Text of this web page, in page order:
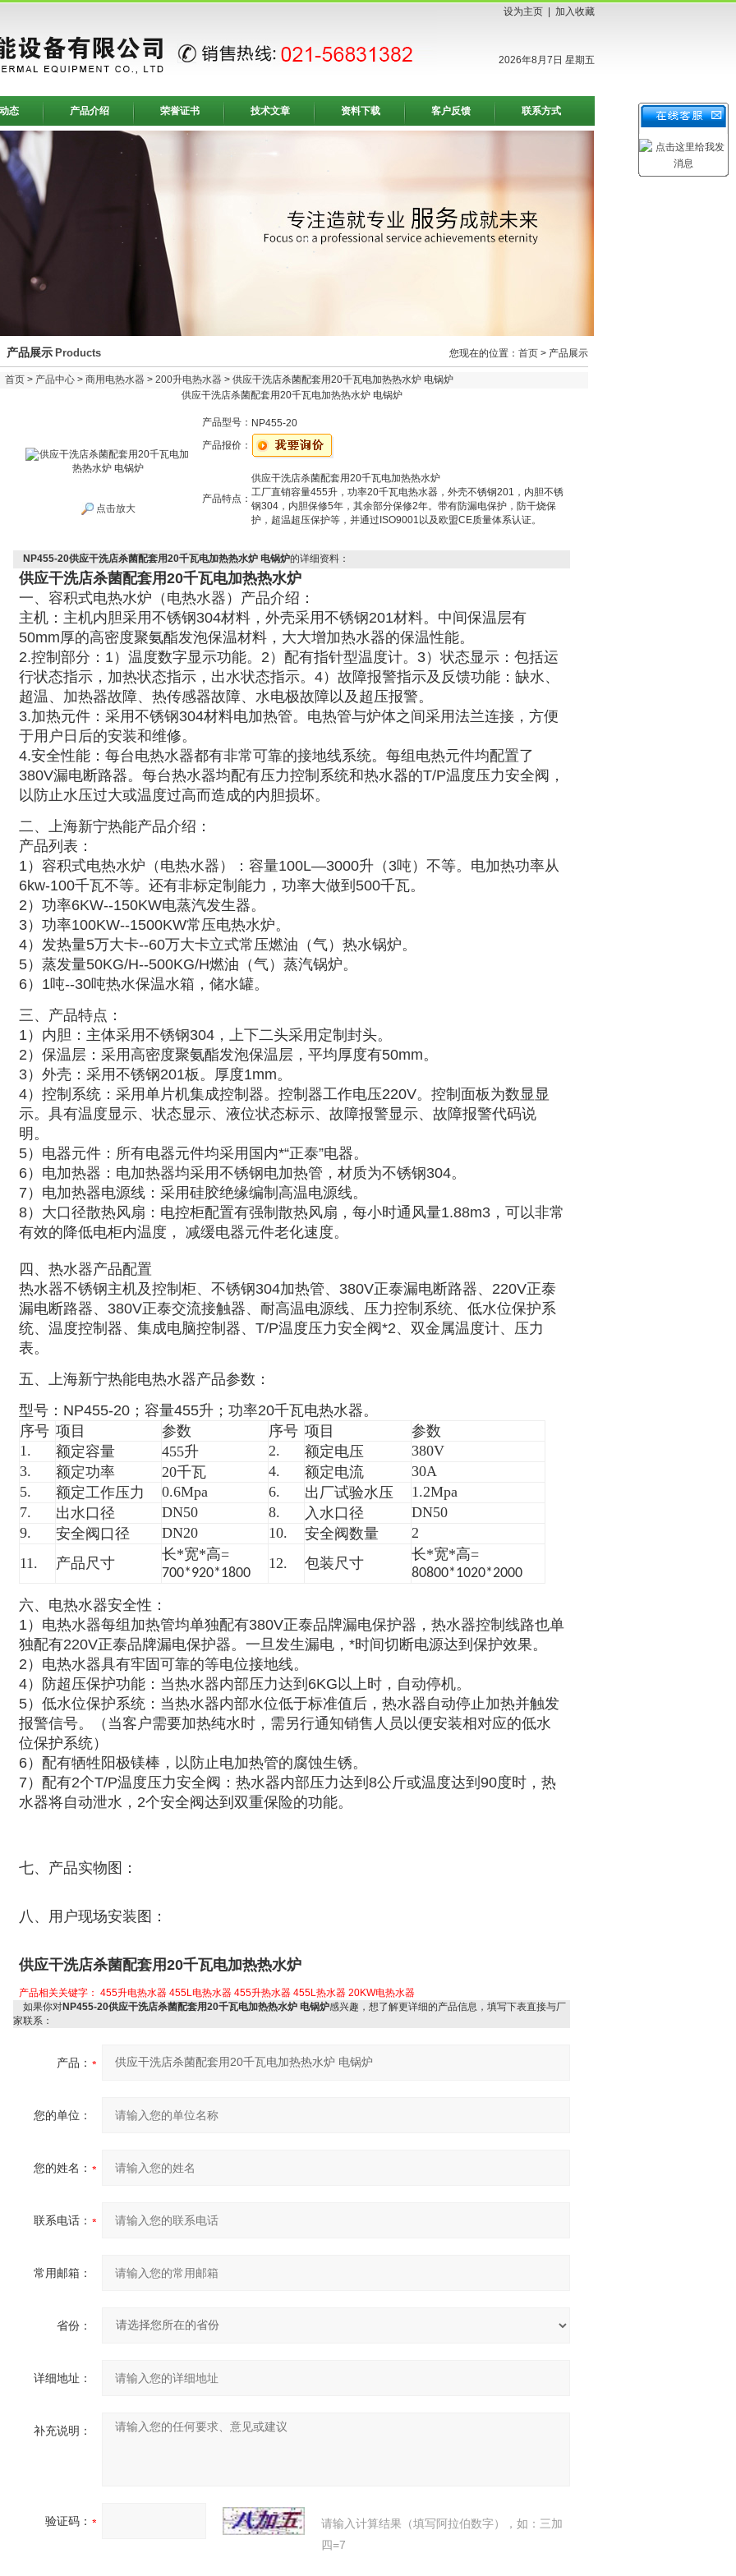
设为主页 加入收藏
2026年8月7日 星期五
态 产品介绍 荣誉证书 技术文章 资料下载 客户反馈 联系方式
产品展示 Products 您现在的位置： 首页 > 产品展示
首页 > 产品中心 > 商用电热水器 > 200升电热水器 > 供应干洗店杀菌配套用20千瓦电加热热水炉 电锅炉
供应干洗店杀菌配套用20千瓦电加热热水炉 电锅炉
点击放大
产品型号： NP455-20
产品报价：
产品特点：
供应干洗店杀菌配套用20千瓦电加热热水炉
工厂直销容量455升，功率20千瓦电热水器，外壳不锈钢201，内胆不锈
钢304，内胆保修5年，其余部分保修2年。带有防漏电保护，防干烧保
护，超温超压保护等，并通过ISO9001以及欧盟CE质量体系认证。
NP455-20供应干洗店杀菌配套用20千瓦电加热热水炉 电锅炉的详细资料：
供应干洗店杀菌配套用20千瓦电加热热水炉
一、容积式电热水炉（电热水器）产品介绍：
主机：主机内胆采用不锈钢304材料，外壳采用不锈钢201材料。中间保温层有
50mm厚的高密度聚氨酯发泡保温材料，大大增加热水器的保温性能。
2.控制部分：1）温度数字显示功能。 2 ）配有指针型温度计。 3）状态显示：包括运
行状态指示，加热状态指示，出水状态指示。 4）故障报警指示及反馈功能：缺水、
超温、加热器故障、热传感器故障、水电极故障以及超压报警。
3.加热元件：采用不锈钢304材料电加热管。电热管与炉体之间采用法兰连接，方便
于用户日后的安装和维修。
4.安全性能：每台电热水器都有非常可靠的接地线系统。每组电热元件均配置了
380V漏电断路器。每台热水器均配有压力控制系统和热水器的T/P温度压力安全阀，
以防止水压过大或温度过高而造成的内胆损坏。
二、上海新宁热能产品介绍：
产品列表：
1）容积式电热水炉（电热水器）： 容量100L—3000升（ 3吨）不等。电加热功率从
6kw-100千瓦不等。还有非标定制能力，功率大做到 500千瓦。
2） 功率6KW--150KW电蒸汽发生器。
3） 功率100KW--1500KW常压电热水炉。
4） 发热量5万大卡--60万大卡立式常压燃油（气）热水锅炉。
5） 蒸发量50KG/H--500KG/H燃油（气）蒸汽锅炉。
6）1吨--30吨热水保温水箱，储水罐。
三、产品特点：
1） 内胆：主体采用不锈钢304，上下二头采用定制封头。
2 ） 保温层：采用高密度聚氨酯发泡保温层，平均厚度有50mm。
3）外壳：采用不锈钢201板。厚度1mm。
4）控制系统： 采用单片机集成控制器。控制器工作电压220V。控制面板为数显显
示。具有温度显示、状态显示、液位状态标示、故障报警显示、故障报警代码说
明。
5）电器元件：所有电器元件均采用国内*“正泰”电器。
6）电加热器： 电加热器均采用不锈钢电加热管，材质为不锈钢304。
7）电加热器电源线：采用硅胶绝缘编制高温电源线。
8） 大口径散热风扇：电控柜配置有强制散热风扇，每小时通风量1.88m3，可以非常
有效的降低电柜内温度， 减缓电器元件老化速度。
四、热水器产品配置
热水器不锈钢主机及控制柜、不锈钢304加热管、 380V正泰漏电断路器、 220V正泰
漏电断路器、 380V正泰交流接触器、 耐高温电源线、压力控制系统、低水位保护系
统、温度控制器、集成电脑控制器、 T/P温度压力安全阀*2、双金属温度计、压力
表。
五、上海新宁热能电热水器产品参数：
型号： NP455-20；容量455升；功率20千瓦电热水器。
序号 项目 参数 序号 项目
参数
1.
额定容量 455升 2. 额定电压
380V
3.
额定功率 20千瓦 4. 额定电流 30A
5.
额定工作压力 0.6Mpa 6. 出厂试验水压
1.2Mpa
7.
出水口径 DN50 8. 入水口径
DN50
9.
安全阀口径 DN20 10. 安全阀数量
2
11.
产品尺寸
长*宽*高=
700*920*1800
12. 包装尺寸
长*宽*高=
80800*1020*2000
六、电热水器安全性：
1） 电热水器每组加热管均单独配有380V正泰品牌漏电保护器 ，热水器控制线路也单
独配有220V正泰品牌漏电保护器。 一旦发生漏电，*时间切断电源达到保护效果。
2）电热水器具有牢固可靠的等电位接地线。
4） 防超压保护功能： 当热水器内部压力达到 6KG 以上时 ，自动停机。
5）低水位保护系统 ：当热水器内部水位低于标准值后，热水器自动停止加热并触发
报警信号。（当客户需要加热纯水时，需另行通知销售人员以便安装相对应的低水
位保护系统）
6）配有牺牲阳极镁棒，以防止电加热管的腐蚀生锈。
7）配有2个T/P温度压力安全阀：热水器内部压力达到 8公斤或温度达到90度时，热
水器将自动泄水，2个安全阀达到双重保险的功能。
七、产品实物图：
八、用户现场安装图：
供应干洗店杀菌配套用20千瓦电加热热水炉
产品相关关键字： 455升电热水器 455L电热水器 455升热水器 455L热水器 20KW电热水器
如果你对NP455-20供应干洗店杀菌配套用20千瓦电加热热水炉 电锅炉感兴趣，想了解更详细的产品信息，填写下表直接与厂
家联系：
产品：
您的单位：
您的姓名：
联系电话：
常用邮箱：
省份：
详细地址：
补充说明：
验证码：
请输入计算结果（填写阿拉伯数字），如：三加
四=7